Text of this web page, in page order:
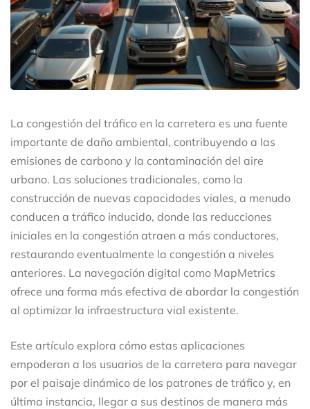
La congestión del tráfico en la carretera es una fuente
importante de daño ambiental, contribuyendo a las
emisiones de carbono y la contaminación del aire
urbano. Las soluciones tradicionales, como la
construcción de nuevas capacidades viales, a menudo
conducen a tráfico inducido, donde las reducciones
iniciales en la congestión atraen a más conductores,
restaurando eventualmente la congestión a niveles
anteriores. La navegación digital como MapMetrics
ofrece una forma más efectiva de abordar la congestión
al optimizar la infraestructura vial existente.
Este artículo explora cómo estas aplicaciones
empoderan a los usuarios de la carretera para navegar
por el paisaje dinámico de los patrones de tráfico y, en
última instancia, llegar a sus destinos de manera más